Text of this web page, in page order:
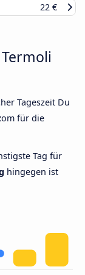
22 €
Tageszeit Du
für die
Tag für
hingegen ist